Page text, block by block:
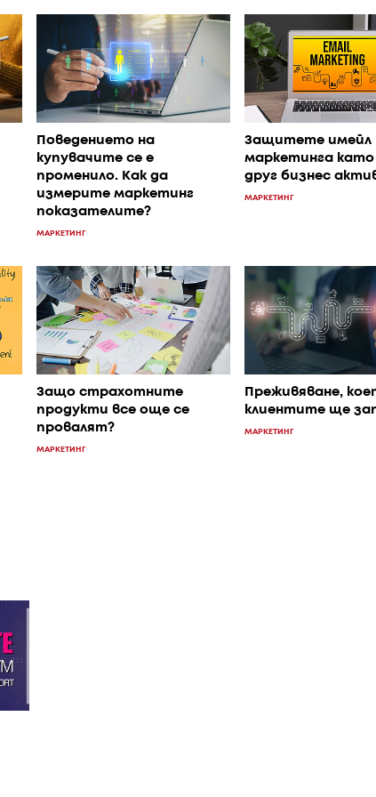
Поведението на
купувачите се е
променило. Как да
измерите маркетинг
показателите?
МАРКЕТИНГ
Защитете имейл
маркетинга като
друг бизнес
МАРКЕТИНГ
Защо страхотните
продукти все още се
провалят?
МАРКЕТИНГ
Преживяване,
клиентите ще
МАРКЕТИНГ